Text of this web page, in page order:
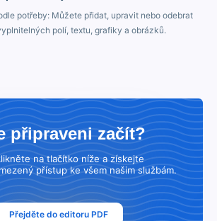
potřeby: Můžete přidat, upravit nebo odebrat
polí, textu, grafiky a obrázků.
připraveni začít?
na tlačítko níže a získejte
přístup ke všem našim službám.
Přejděte do editoru PDF